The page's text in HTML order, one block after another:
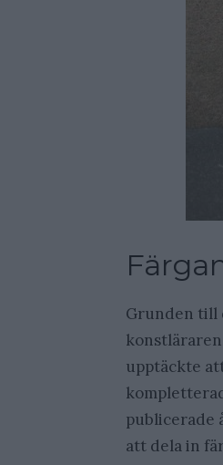
Grunden till
konstläraren
upptäckte
publicerade
att dela in